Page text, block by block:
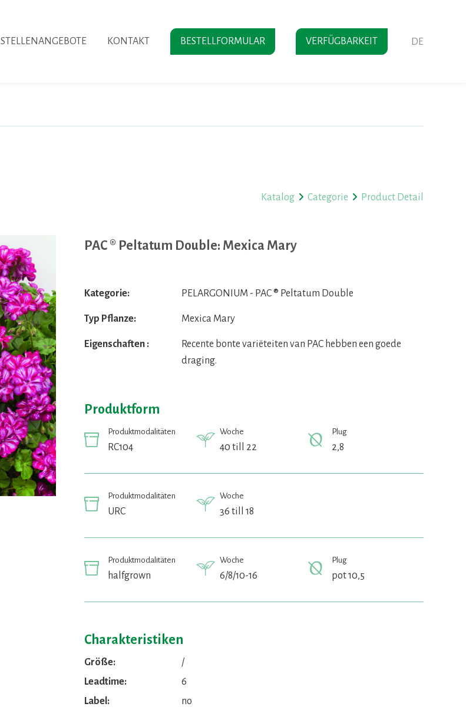
STELLENANGEBOTE KONTAKT BESTELLFORMULAR VERFÜGBARKEIT DE
Katalog Categorie Product Detail
PAC ® Peltatum Double: Mexica Mary
Kategorie: PELARGONIUM - PAC ® Peltatum Double
Typ Pflanze: Mexica Mary
Eigenschaften :
Recente bonte variëteiten van PAC hebben een goede
draging.
Produktform
Produktmodalitäten
RC104
Woche
40 till 22
Plug
2,8
Produktmodalitäten
URC
Woche
36 till 18
Produktmodalitäten
halfgrown
Woche
6/8/10-16
Plug
pot 10,5
Charakteristiken
Größe:
/
Leadtime:
6
Label:
no